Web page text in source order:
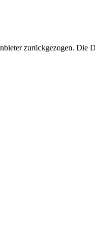
zurückgezogen. Die